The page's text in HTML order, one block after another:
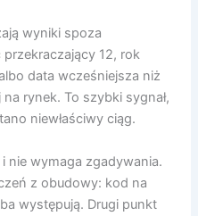
wyniki spoza
12, rok
data wcześniejsza niż
rynek. To szybki sygnał,
niewłaściwy ciąg.
nie wymaga zgadywania.
z obudowy: kod na
występują. Drugi punkt